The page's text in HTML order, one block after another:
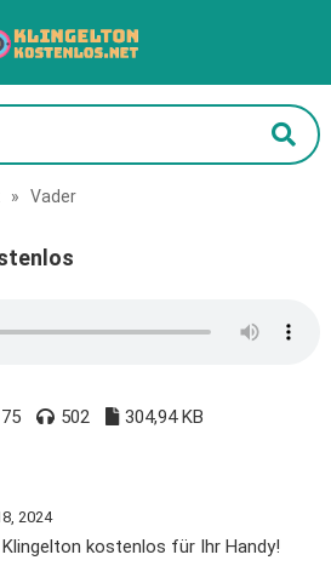
» Vader
75 502 304,94 KB
2024
kostenlos für Ihr Handy!